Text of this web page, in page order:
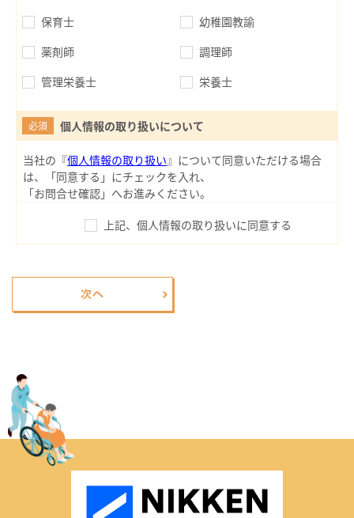
保育士
幼稚園教諭
薬剤師
調理師
管理栄養士
栄養士
必須 個人情報の取り扱いについて
当社の『個人情報の取り扱い』について同意いただける場合
は、「同意する」にチェックを入れ、
「お問合せ確認」へお進みください。
上記、個人情報の取り扱いに同意する